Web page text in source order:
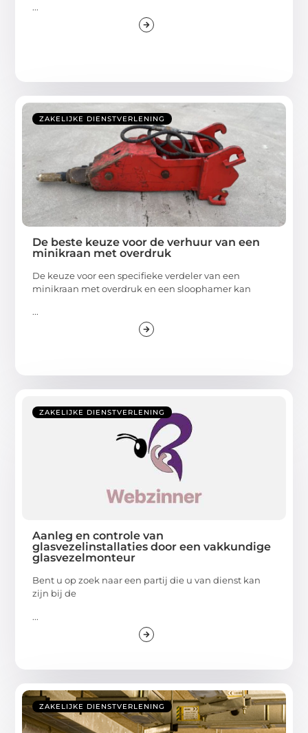
...
ZAKELIJKE DIENSTVERLENING
De beste keuze voor de verhuur van een
minikraan met overdruk
De keuze voor een specifieke verdeler van een
minikraan met overdruk en een sloophamer kan
...
ZAKELIJKE DIENSTVERLENING
Aanleg en controle van
glasvezelinstallaties door een vakkundige
glasvezelmonteur
Bent u op zoek naar een partij die u van dienst kan
zijn bij de
...
ZAKELIJKE DIENSTVERLENING